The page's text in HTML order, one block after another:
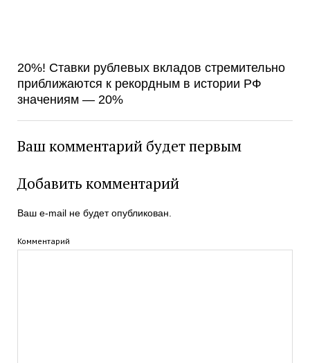
20%! Ставки рублевых вкладов стремительно
приближаются к рекордным в истории РФ
значениям — 20%
Ваш комментарий будет первым
Добавить комментарий
Ваш e-mail не будет опубликован.
Комментарий